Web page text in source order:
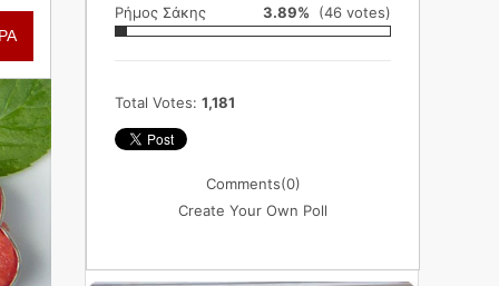
Ρήμος Σάκης 3.89% (46 votes)
Total Votes: 1,181
Comments(0)
Create Your Own Poll